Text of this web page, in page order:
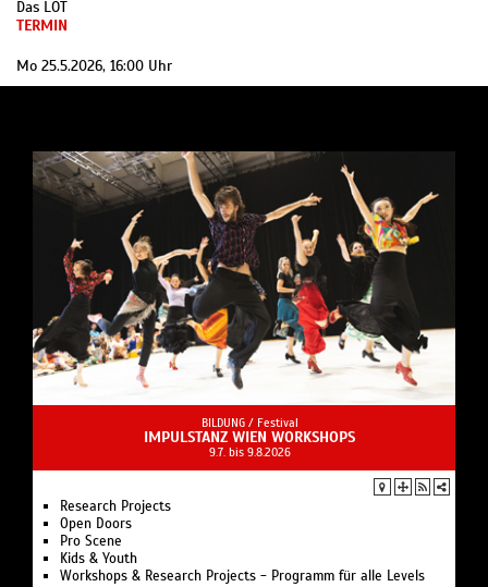
Das LOT
TERMIN
Mo 25.5.2026, 16:00 Uhr
BILDUNG / Festival
IMPULSTANZ WIEN WORKSHOPS
9.7. bis 9.8.2026
Research Projects
Open Doors
Pro Scene
Kids & Youth
Workshops & Research Projects - Programm für alle Levels